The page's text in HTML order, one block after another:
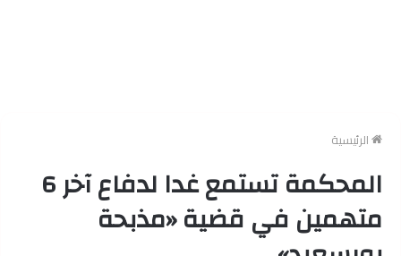
الرئيسية
المحكمة تستمع غدا لدفاع آخر 6
متهمين في قضية «مذبحة